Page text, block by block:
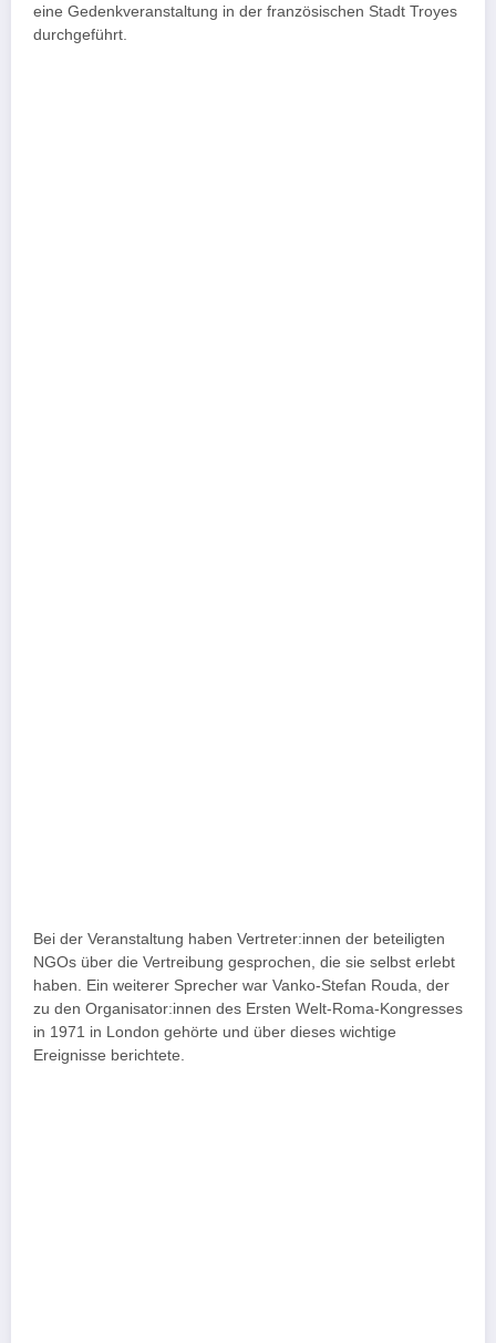
eine Gedenkveranstaltung in der französischen Stadt Troyes
durchgeführt.
Bei der Veranstaltung haben Vertreter:innen der beteiligten
NGOs über die Vertreibung gesprochen, die sie selbst erlebt
haben. Ein weiterer Sprecher war Vanko-Stefan Rouda, der
zu den Organisator:innen des Ersten Welt-Roma-Kongresses
in 1971 in London gehörte und über dieses wichtige
Ereignisse berichtete.